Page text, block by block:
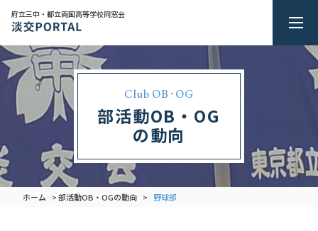
府立三中・都立両国高等学校同窓会
Club OB･OG
部活動OB・OG
の動向
ホーム > 部活動OB・OGの動向 > 野球部